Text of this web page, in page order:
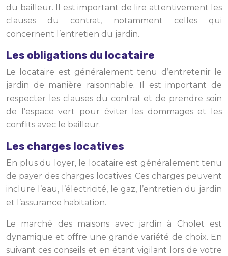
du bailleur. Il est important de lire attentivement les
clauses du contrat, notamment celles qui
concernent l’entretien du jardin.
Les obligations du locataire
Le locataire est généralement tenu d’entretenir le
jardin de manière raisonnable. Il est important de
respecter les clauses du contrat et de prendre soin
de l’espace vert pour éviter les dommages et les
conflits avec le bailleur.
Les charges locatives
En plus du loyer, le locataire est généralement tenu
de payer des charges locatives. Ces charges peuvent
inclure l’eau, l’électricité, le gaz, l’entretien du jardin
et l’assurance habitation.
Le marché des maisons avec jardin à Cholet est
dynamique et offre une grande variété de choix. En
suivant ces conseils et en étant vigilant lors de votre